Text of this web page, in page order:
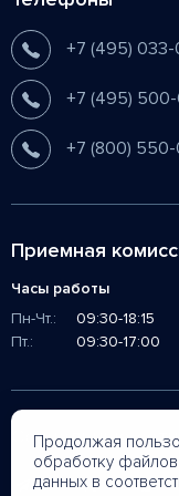
+7 (495)
+7 (495)
+7 (800)
Приемная
Часы работы
Пн-Чт.:
09:30-18:15
Пт.:
09:30-17:00
Социальные сети
Продолжая
обработку
данных в